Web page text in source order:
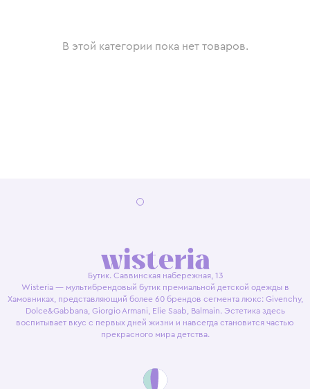
В этой категории пока нет товаров.
Бутик. Саввинская набережная, 13
Wisteria — мультибрендовый бутик премиальной детской одежды в
Хамовниках, представляющий более 60 брендов сегмента люкс: Givenchy,
Dolce&Gabbana, Giorgio Armani, Elie Saab, Balmain. Эстетика здесь
воспитывает вкус с первых дней жизни и навсегда становится частью
прекрасного мира детства.